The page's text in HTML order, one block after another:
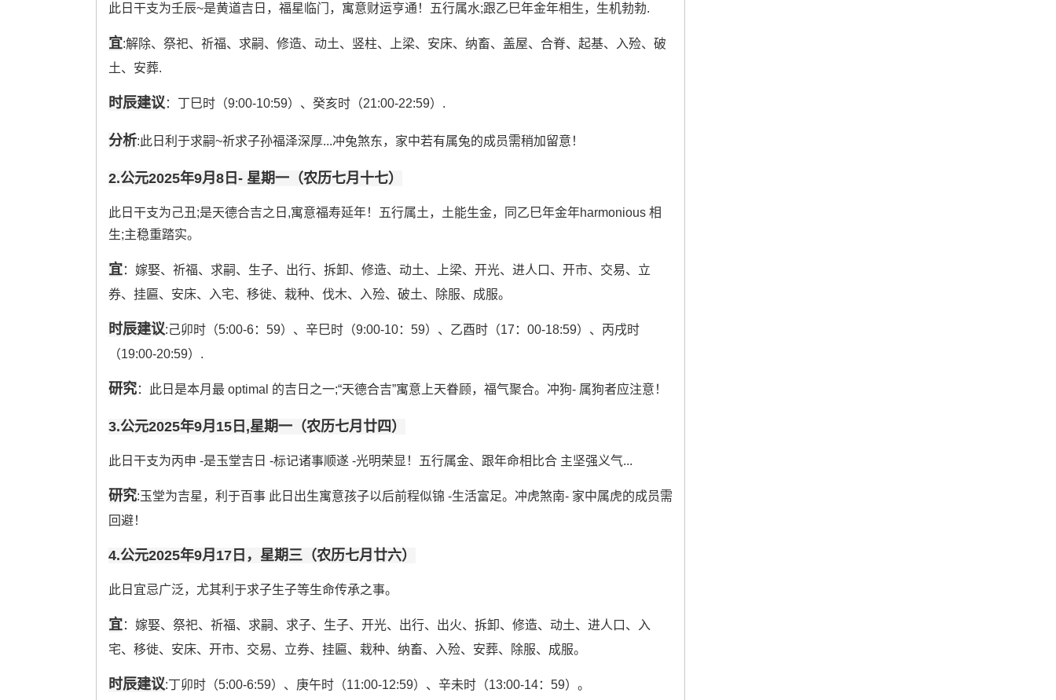
此日干支为壬辰~是黄道吉日，福星临门，寓意财运亨通！五行属水;跟乙巳年金年相生，生机勃勃.
宜:解除、祭祀、祈福、求嗣、修造、动土、竖柱、上梁、安床、纳畜、盖屋、合脊、起基、入殓、破
土、安葬.
时辰建议 ：丁巳时（9:00-10:59）、癸亥时（21:00-22:59）.
分析:此日利于求嗣~祈求子孙福泽深厚...冲兔煞东，家中若有属兔的成员需稍加留意！
2.公元2025年9月8日- 星期一（农历七月十七）
此日干支为己丑;是天德合吉之日,寓意福寿延年！五行属土，土能生金，同乙巳年金年harmonious 相
生;主稳重踏实。
宜：嫁娶、祈福、求嗣、生子、出行、拆卸、修造、动土、上梁、开光、进人口、开市、交易、立
券、挂匾、安床、入宅、移徙、栽种、伐木、入殓、破土、除服、成服。
时辰建议:己卯时（5:00-6：59）、辛巳时（9:00-10：59）、乙酉时（17：00-18:59）、丙戌时
（19:00-20:59）.
研究：此日是本月最 optimal 的吉日之一;“天德合吉”寓意上天眷顾，福气聚合。冲狗- 属狗者应注意！
3.公元2025年9月15日,星期一（农历七月廿四）
此日干支为丙申 -是玉堂吉日 -标记诸事顺遂 -光明荣显！五行属金、跟年命相比合 主坚强义气...
研究:玉堂为吉星，利于百事 此日出生寓意孩子以后前程似锦 -生活富足。冲虎煞南- 家中属虎的成员需
回避！
4.公元2025年9月17日，星期三（农历七月廿六）
此日宜忌广泛，尤其利于求子生子等生命传承之事。
宜：嫁娶、祭祀、祈福、求嗣、求子、生子、开光、出行、出火、拆卸、修造、动土、进人口、入
宅、移徙、安床、开市、交易、立券、挂匾、栽种、纳畜、入殓、安葬、除服、成服。
时辰建议:丁卯时（5:00-6:59）、庚午时（11:00-12:59）、辛未时（13:00-14：59）。